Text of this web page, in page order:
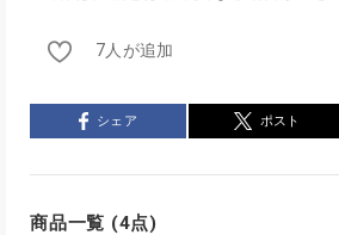
7人が追加
シェア ポスト
商品一覧 (4点)